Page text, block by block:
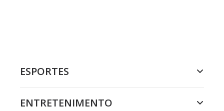
ESPORTES
ENTRETENIMENTO